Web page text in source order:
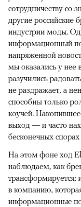
сотрудничеству со
другие российские
индустрии моды.
информационный
напряженной
мы оказались у нее
разучились
не раздражает, а
способны только
коучей.
выход — и часто
бесконечных
На этом фоне ход
наблюдаем, как
трансформируется:
в компанию,
информационные